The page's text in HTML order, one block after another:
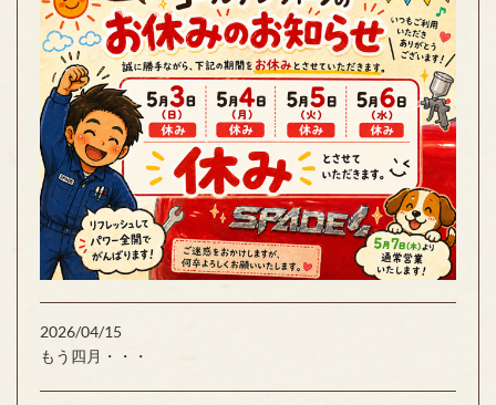
2026/04/15
もう四月・・・